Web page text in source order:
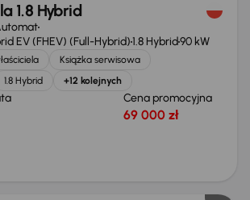
1.8 Hybrid
EV (FHEV) (Full-Hybrid)1.8 Hybrid90 kW
Książka serwisowa
1.8 Hybrid +12 kolejnych
Cena promocyjna
69 000 zł